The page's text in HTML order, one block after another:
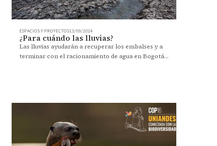
ESPACIOS Y PROYECTOS13/09/2024
¿Para cuándo las lluvias?
Las lluvias ayudarán a recuperar los embalses y a
terminar con el racionamiento de agua en Bogotá.